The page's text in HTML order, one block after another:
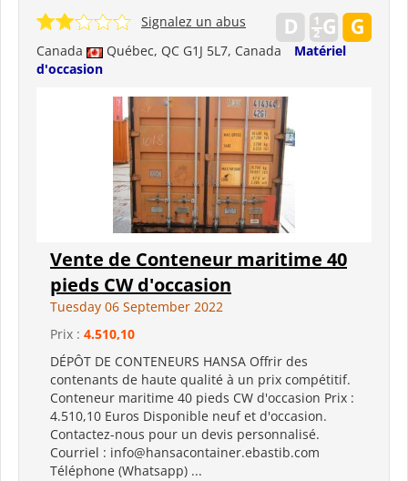
Canada Québec, QC G1J 5L7, Canada
Matériel
d'occasion
Signalez un abus
Vente de Conteneur maritime 40
pieds CW d'occasion
Tuesday 06 September 2022
Prix : 4.510,10
DÉPÔT DE CONTENEURS HANSA Offrir des
contenants de haute qualité à un prix compétitif.
Conteneur maritime 40 pieds CW d'occasion Prix ​​:
4.510,10 Euros Disponible neuf et d'occasion.
Contactez-nous pour un devis personnalisé.
Courriel : info@hansacontainer.ebastib.com
Téléphone (Whatsapp) ...